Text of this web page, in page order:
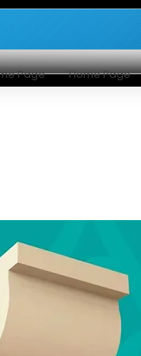
Page Home Page